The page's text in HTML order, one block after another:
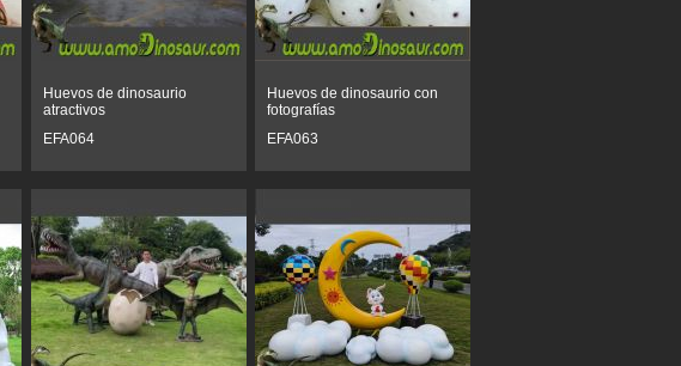
Huevos de dinosaurio
atractivos
EFA064
Huevos de dinosaurio con
fotografías
EFA063